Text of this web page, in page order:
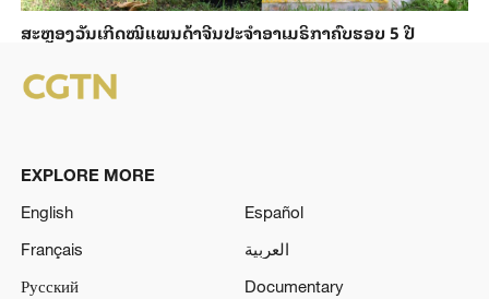
ສະຫຼອງວັນ​ເກີດ​ໝີ​ແພນ​ດ້າ​ຈີນ​ປະ​ຈຳ​ອາ​ເມ​ຣິ​ກາ​ຄົບ​ຮອບ 5 ປີ
EXPLORE MORE
English
Español
Français
العربية
Русский
Documentary